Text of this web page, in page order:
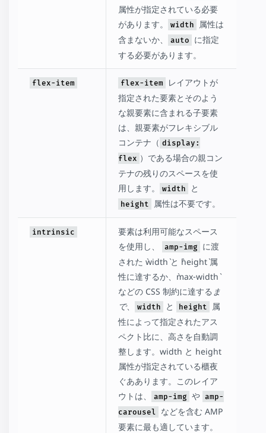
属性が指定されている必要
があります。
width
属性は
含まないか、
auto
に指定
する必要があります。
flex-item flex-item
レイアウトが
指定された要素とそのよう
な親要素に含まれる子要素
は、親要素がフレキシブル
コンテナ（ display:
flex ）である場合の親コン
テナの残りのスペースを使
用します。
width と
height 属性は不要です。
intrinsic
要素は利用可能なスペース
を使用し、
amp-img
に渡
された `width` と `height` 属
性に達するか、`max-width`
などの CSS 制約に達する ま
で、 width と height
属
性によって指定されたアス
ペクト比に、高さを自動調
整します。width と height
属性が指定されている櫃夜
ぐああります。このレイア
ウトは、
amp-img や amp-
carousel
などを含む AMP
要素に最も適しています。